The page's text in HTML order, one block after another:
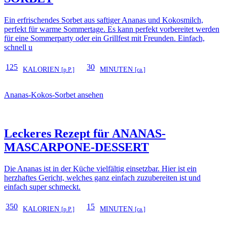
Ein erfrischendes Sorbet aus saftiger Ananas und Kokosmilch,
perfekt für warme Sommertage. Es kann perfekt vorbereitet werden
für eine Sommerparty oder ein Grillfest mit Freunden. Einfach,
schnell u
125 KALORIEN [p.P.] 30 MINUTEN [ca.]
Ananas-Kokos-Sorbet ansehen
Leckeres Rezept für ANANAS-
MASCARPONE-DESSERT
Die Ananas ist in der Küche vielfältig einsetzbar. Hier ist ein
herzhaftes Gericht, welches ganz einfach zuzubereiten ist und
einfach super schmeckt.
350 KALORIEN [p.P.] 15 MINUTEN [ca.]